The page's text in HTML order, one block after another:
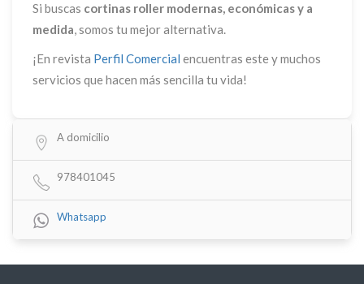
Si buscas cortinas roller modernas, económicas y a
medida, somos tu mejor alternativa.
¡En revista Perfil Comercial encuentras este y muchos
servicios que hacen más sencilla tu vida!
A domicilio
978401045
Whatsapp